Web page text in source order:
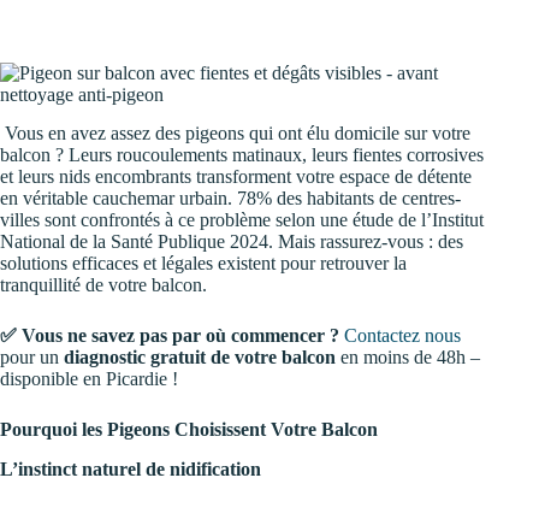
Vous en avez assez des pigeons qui ont élu domicile sur votre
balcon ? Leurs roucoulements matinaux, leurs fientes corrosives
et leurs nids encombrants transforment votre espace de détente
en véritable cauchemar urbain. 78% des habitants de centres-
villes sont confrontés à ce problème selon une étude de l’Institut
National de la Santé Publique 2024. Mais rassurez-vous : des
solutions efficaces et légales existent pour retrouver la
tranquillité de votre balcon.
✅ Vous ne savez pas par où commencer ? Contactez nous
pour un diagnostic gratuit de votre balcon en moins de 48h –
disponible en Picardie !
Pourquoi les Pigeons Choisissent Votre Balcon
L’instinct naturel de nidification